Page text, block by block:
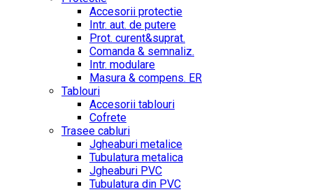
Accesorii protectie
Intr. aut. de putere
Prot. curent&suprat.
Comanda & semnaliz.
Intr. modulare
Masura & compens. ER
Tablouri
Accesorii tablouri
Cofrete
Trasee cabluri
Jgheaburi metalice
Tubulatura metalica
Jgheaburi PVC
Tubulatura din PVC